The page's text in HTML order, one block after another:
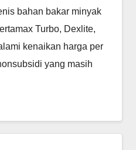
Alami
18 April 2026
bahan bakar minyak
Turbo, Dexlite,
kenaikan harga per
yang masih